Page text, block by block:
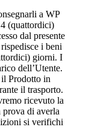
a WP
(quattordici)
dal presente
i beni
giorni. I
dell’Utente.
Prodotto in
il trasporto.
ricevuto la
di averla
si verifichi